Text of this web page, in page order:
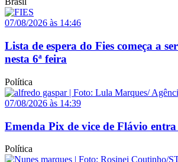
07/08/2026 às 14:46
Lista de espera do Fies começa a
nesta 6ª feira
Política
07/08/2026 às 14:39
Emenda Pix de vice de Flávio
Política